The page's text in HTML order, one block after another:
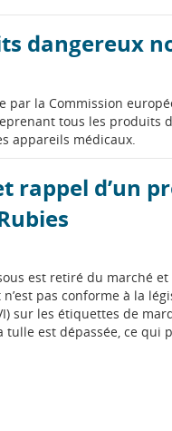
dangereux
la Commission
tous les produits
appareils médicaux.
rappel d’un
est retiré du marché
pas conforme à la
sur les étiquettes de
tulle est dépassée, ce qui